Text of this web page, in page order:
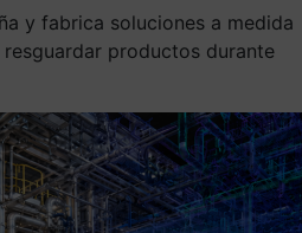
y fabrica soluciones a medida
productos durante